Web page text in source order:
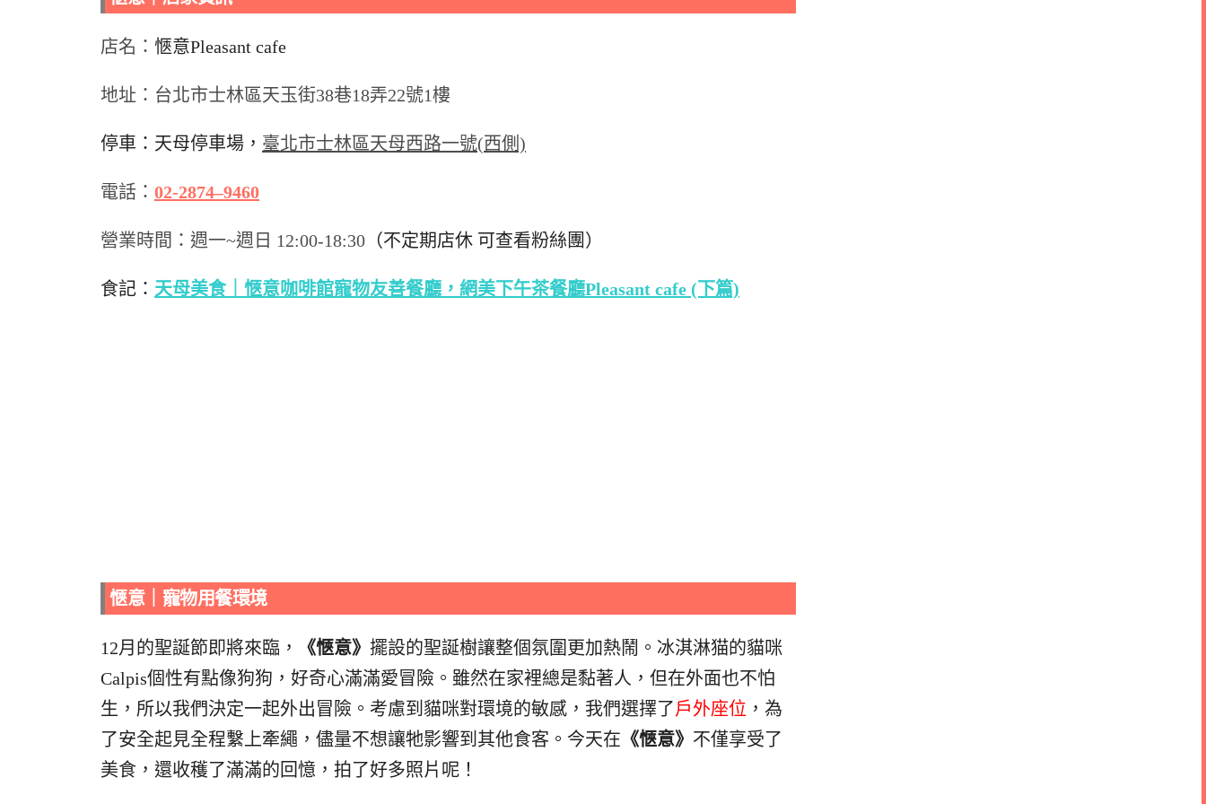
店名： 愜意Pleasant cafe
地址：台北市士林區天玉街38巷18弄22號1樓
停車：天母停車場， 臺北市士林區天母西路一號(西側)
電話： 02-2874–9460
營業時間： 週一~週日 12:00-18:30 （不定期店休 可查看粉絲團）
食記： 天母美食｜愜意咖啡館寵物友善餐廳，網美下午茶餐廳Pleasant cafe (下篇)
愜意｜寵物用餐環境
12月的聖誕節即將來臨， 《愜意》 擺設的聖誕樹讓整個氛圍更加熱鬧。冰淇淋猫的貓咪
Calpis個性有點像狗狗，好奇心滿滿愛冒險。雖然在家裡總是黏著人，但在外面也不怕
生，所以我們決定一起外出冒險。考慮到貓咪對環境的敏感，我們選擇了戶外座位 ，為
了安全起見全程繫上牽繩，儘量不想讓牠影響到其他食客。今天在 《愜意》 不僅享受了
美食，還收穫了滿滿的回憶，拍了好多照片呢！